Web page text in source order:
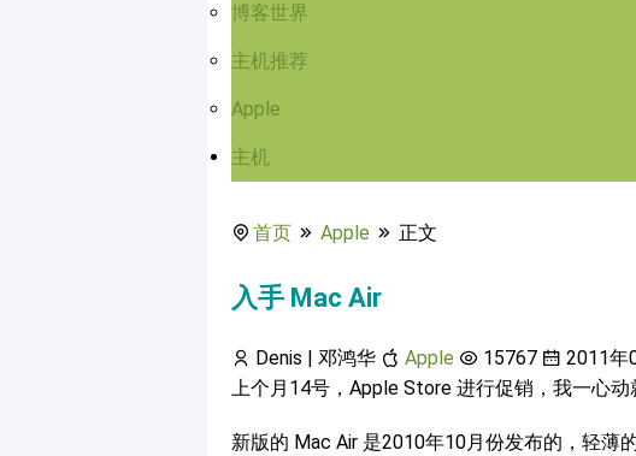
博客世界
主机推荐
Apple
主机
首页 Apple 正文
入手 Mac Air
Denis | 邓鸿华 Apple 15767
2011年
上个月14号，Apple Store 进行促销，我一心动
新版的 Mac Air 是2010年10月份发布的，轻薄